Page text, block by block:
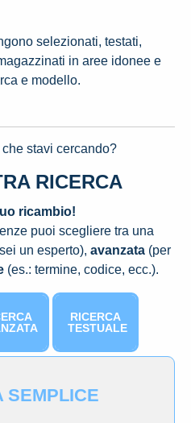
selezionati, testati,
in aree idonee e
e modello.
stavi cercando?
RICERCA
ricambio!
puoi scegliere tra una
un esperto), avanzata (per
(es.: termine, codice, ecc.).
RICERCA
TESTUALE
SEMPLICE